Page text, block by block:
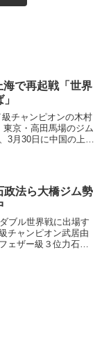
で再起戦「世界
チャンピオンの木村
京・高田馬場のジム
3月30日に中国の上海
政法ら大橋ジム勢
ブル世界戦に出場す
チャンピオン武居由
ェザー級３位力石政